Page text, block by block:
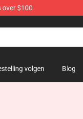
over $100
volgen Blog